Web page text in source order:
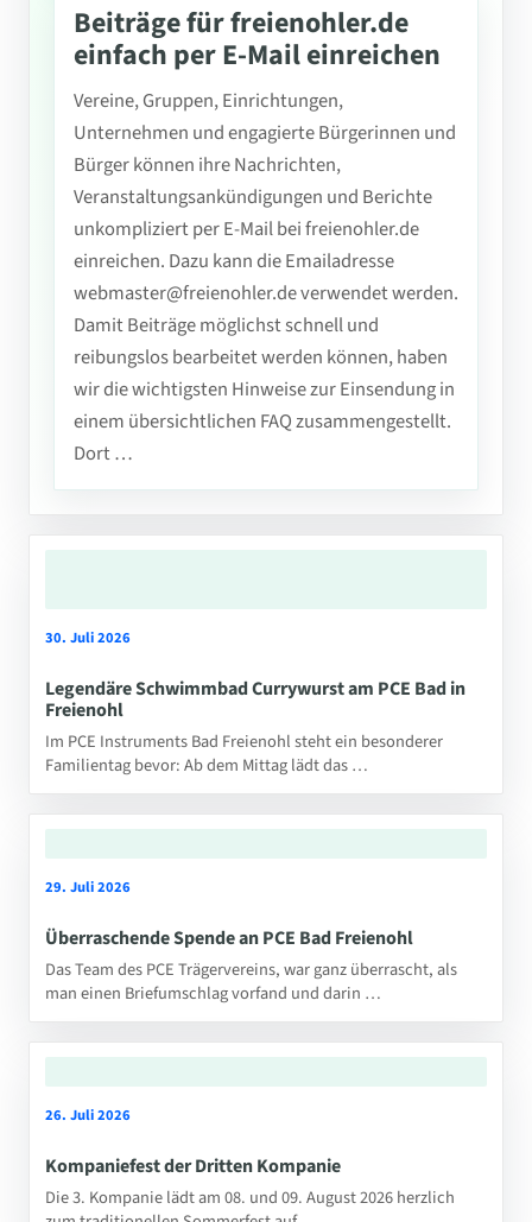
Beiträge für freienohler.de
einfach per E-Mail einreichen
Vereine, Gruppen, Einrichtungen,
Unternehmen und engagierte Bürgerinnen und
Bürger können ihre Nachrichten,
Veranstaltungsankündigungen und Berichte
unkompliziert per E-Mail bei freienohler.de
einreichen. Dazu kann die Emailadresse
webmaster@freienohler.de verwendet werden.
Damit Beiträge möglichst schnell und
reibungslos bearbeitet werden können, haben
wir die wichtigsten Hinweise zur Einsendung in
einem übersichtlichen FAQ zusammengestellt.
Dort …
30. Juli 2026
Legendäre Schwimmbad Currywurst am PCE Bad in
Freienohl
Im PCE Instruments Bad Freienohl steht ein besonderer
Familientag bevor: Ab dem Mittag lädt das …
29. Juli 2026
Überraschende Spende an PCE Bad Freienohl
Das Team des PCE Trägervereins, war ganz überrascht, als
man einen Briefumschlag vorfand und darin …
26. Juli 2026
Kompaniefest der Dritten Kompanie
Die 3. Kompanie lädt am 08. und 09. August 2026 herzlich